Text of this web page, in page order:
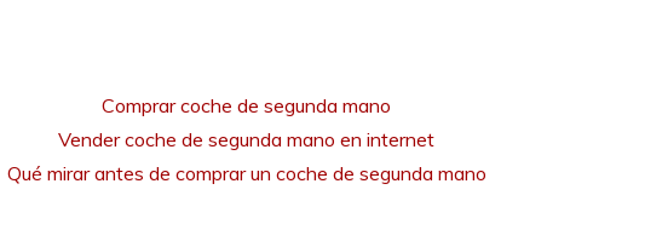
Comprar coche de segunda mano
Vender coche de segunda mano en internet
Qué mirar antes de comprar un coche de segunda mano